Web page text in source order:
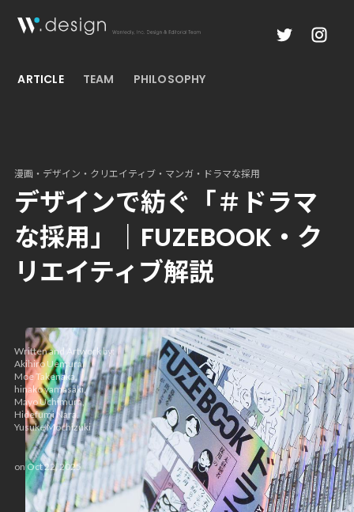
ARTICLE TEAM PHILOSOPHY
漫画・デザイン・クリエイティブ・マンガ・ドラマな採用
デザインで紡ぐ「＃ドラマ
な採用」｜FUZEBOOK・ク
リエイティブ解説
Written and Artwork by:
Akihiro Uemura,
Moe Takenaka ,
hinako yamasaki,
Mayo Uchimura,
Hidefumi Nara ,
Yusuke Mochizuki
onOct 22, 2025